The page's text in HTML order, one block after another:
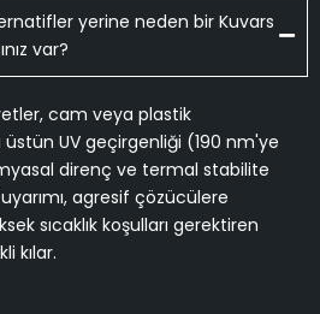
yerine neden bir Kuvars
var?
cam veya plastik
UV geçirgenliği (190 nm'ye
direnç ve termal stabilite
agresif çözücülere
sıcaklık koşulları gerektiren
kılar.